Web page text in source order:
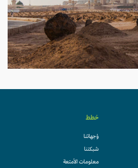
خطط
وُجهاتنا
شبكتنا
معلومات الأمتعة